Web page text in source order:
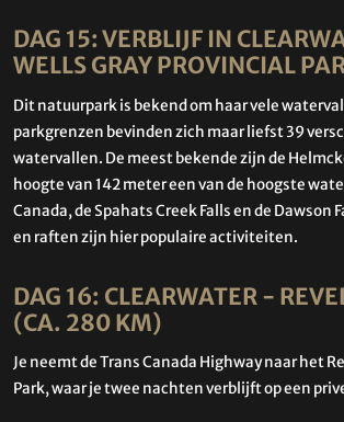
DAG 15: VERBLIJF IN
WELLS GRAY PROVINCIAL
Dit natuurpark is bekend om haar vele
parkgrenzen bevinden zich maar liefst 39
watervallen. De meest bekende zijn de
hoogte van 142 meter een van de hoogste
Canada, de Spahats Creek Falls en de Dawson
en raften zijn hier populaire activiteiten.
DAG 16: CLEARWATER -
(CA. 280 KM)
Je neemt de Trans Canada Highway naar het
Park, waar je twee nachten verblijft op een